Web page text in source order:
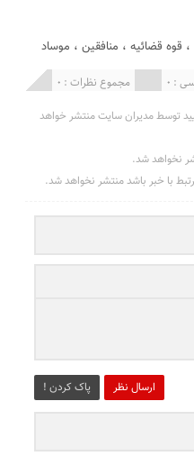
، قوه قضائیه ، منافقین ، موساد
مجموع نظرات : 0 : 0
توسط مدیران سایت منتشر خواهد
نخواهد شد.
با خبر باشد منتشر نخواهد شد.
ارسال نظر پاک کردن !